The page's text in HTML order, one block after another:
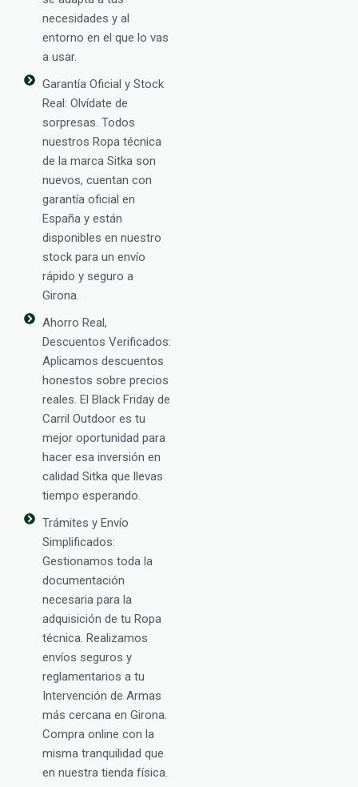
necesidades y al
entorno en el que lo vas
a usar.
Garantía Oficial y Stock
Real: Olvídate de
sorpresas. Todos
nuestros Ropa técnica
de la marca Sitka son
nuevos, cuentan con
garantía oficial en
España y están
disponibles en nuestro
stock para un envío
rápido y seguro a
Girona.
Ahorro Real,
Descuentos Verificados:
Aplicamos descuentos
honestos sobre precios
reales. El Black Friday de
Carril Outdoor es tu
mejor oportunidad para
hacer esa inversión en
calidad Sitka que llevas
tiempo esperando.
Trámites y Envío
Simplificados:
Gestionamos toda la
documentación
necesaria para la
adquisición de tu Ropa
técnica. Realizamos
envíos seguros y
reglamentarios a tu
Intervención de Armas
más cercana en Girona.
Compra online con la
misma tranquilidad que
en nuestra tienda física.